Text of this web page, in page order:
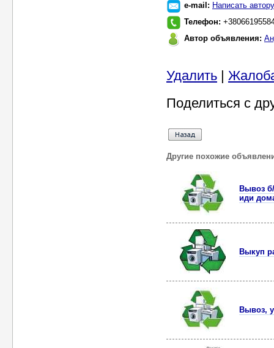
e-mail: Написать автору
Телефон:
Автор объявления:
Удалить |
Поделиться с
Другие похожие
Вывоз
иди
Выкуп
Вывоз,